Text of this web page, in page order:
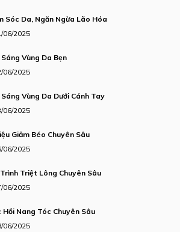
Sóc Da, Ngăn Ngừa Lão Hóa
06/2025
Vùng Da Bẹn
06/2025
Vùng Da Dưới Cánh Tay
06/2025
Giảm Béo Chuyên Sâu
06/2025
Triệt Lông Chuyên Sâu
06/2025
Hồi Nang Tóc Chuyên Sâu
06/2025